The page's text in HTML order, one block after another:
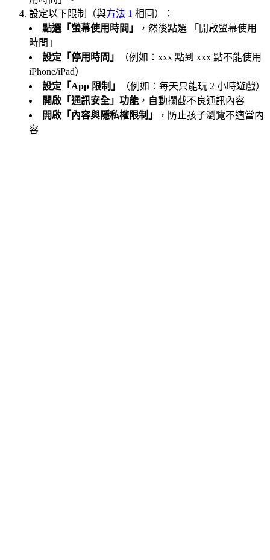
設定以下限制（與方法 1 相同）：
點選「螢幕使用時間」
，然後點選 「開啟螢幕使用
時間」
設定「停用時間」
（例如：xxx 點到 xxx 點不能使用
iPhone/iPad）
設定「App 限制」
（例如：每天只能玩 2 小時遊戲）
開啟「通訊安全」功能 ，自動攔截不良通訊內容
開啟「內容與隱私權限制」
，防止孩子瀏覽不適當內
容